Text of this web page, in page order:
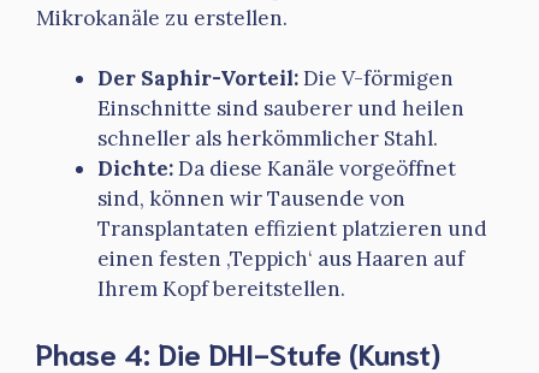
Mikrokanäle zu erstellen.
Der Saphir-Vorteil:Die V-förmigen
Einschnitte sind sauberer und heilen
schneller als herkömmlicher Stahl.
Dichte:Da diese Kanäle vorgeöffnet
sind, können wir Tausende von
Transplantaten effizient platzieren und
einen festen ‚Teppich‘ aus Haaren auf
Ihrem Kopf bereitstellen.
Phase 4: Die DHI-Stufe (Kunst)